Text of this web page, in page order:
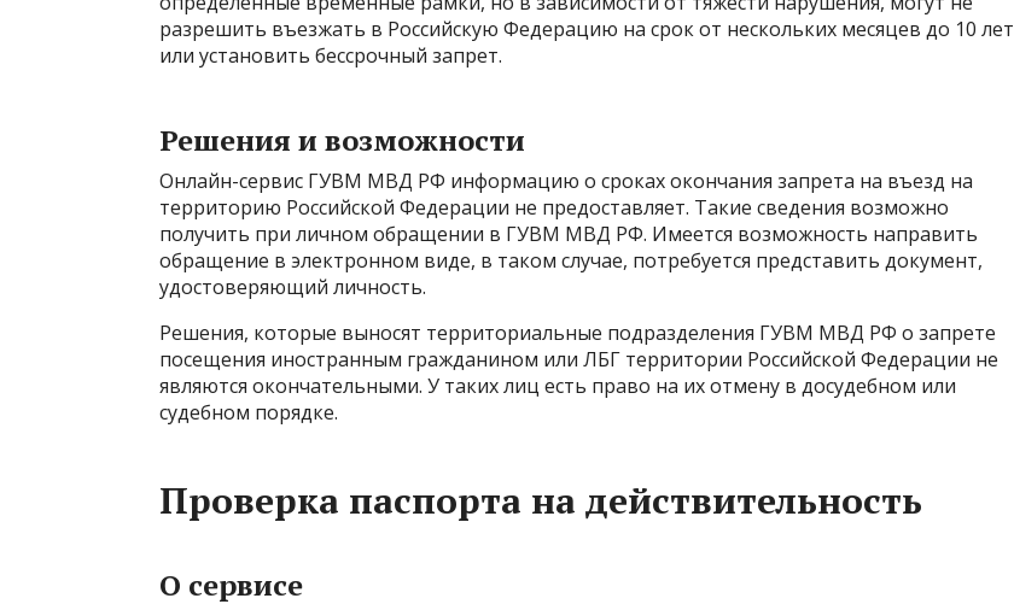
разрешить въезжать в Российскую Федерацию на срок от нескольких месяцев до 10 лет
или установить бессрочный запрет.
Решения и возможности
Онлайн-сервис ГУВМ МВД РФ информацию о сроках окончания запрета на въезд на
территорию Российской Федерации не предоставляет. Такие сведения возможно
получить при личном обращении в ГУВМ МВД РФ. Имеется возможность направить
обращение в электронном виде, в таком случае, потребуется представить документ,
удостоверяющий личность.
Решения, которые выносят территориальные подразделения ГУВМ МВД РФ о запрете
посещения иностранным гражданином или ЛБГ территории Российской Федерации не
являются окончательными. У таких лиц есть право на их отмену в досудебном или
судебном порядке.
Проверка паспорта на действительность
О сервисе